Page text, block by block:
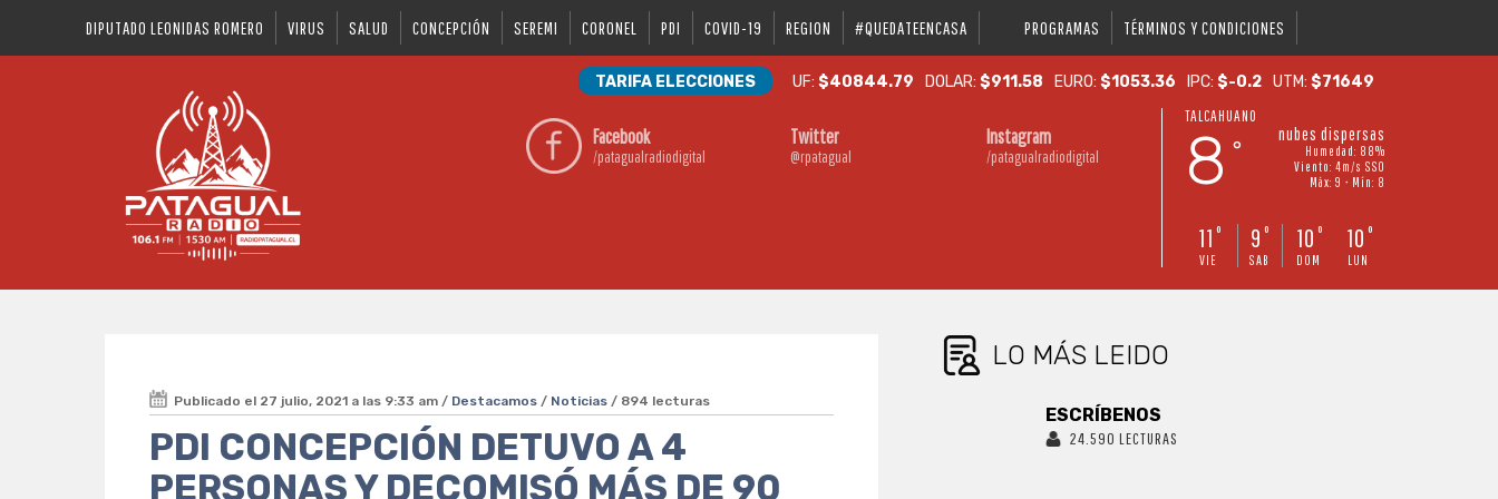
DIPUTADO LEONIDAS ROMERO VIRUS SALUD CONCEPCIÓN SEREMI CORONEL PDI COVID-19 REGION #QUEDATEENCASA PROGRAMAS TÉRMINOS Y CONDICIONES
TARIFA ELECCIONES UF:$40844.79 DOLAR:$911.58 EURO:$1053.36 IPC:$-0.2 UTM:$71649
Facebook
/patagualradiodigital
Twitter
@rpatagual
Instagram
/patagualradiodigital
TALCAHUANO
8 °
nubes dispersas
Humedad: 88%
Viento: 4m/s SSO
Máx: 9 • Mín: 8
11 °
VIE
9 °
SAB
10 °
DOM
10 °
LUN
Publicado el 27 julio, 2021 a las 9:33 am / Destacamos / Noticias / 894 lecturas
PDI CONCEPCIÓN DETUVO A 4
PERSONAS Y DECOMISÓ MÁS DE 90
LO MÁS LEIDO
ESCRÍBENOS
24.590 LECTURAS